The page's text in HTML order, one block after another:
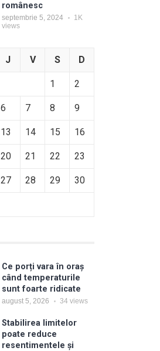
românesc
septembrie 5, 2024
1K
views
J V S D
1 2
6 7 8 9
13 14 15 16
20 21 22 23
27 28 29 30
Ce porți vara în oraș
când temperaturile
sunt foarte ridicate
august 5, 2026 34 views
Stabilirea limitelor
poate reduce
resentimentele și